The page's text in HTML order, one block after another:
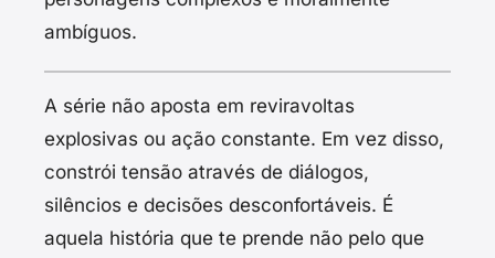
ambíguos.
A série não aposta em reviravoltas
explosivas ou ação constante. Em vez disso,
constrói tensão através de diálogos,
silêncios e decisões desconfortáveis. É
aquela história que te prende não pelo que